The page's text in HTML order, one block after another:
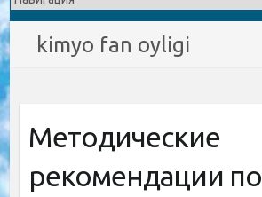
kimyo fan oyligi
Методические
рекомендации по